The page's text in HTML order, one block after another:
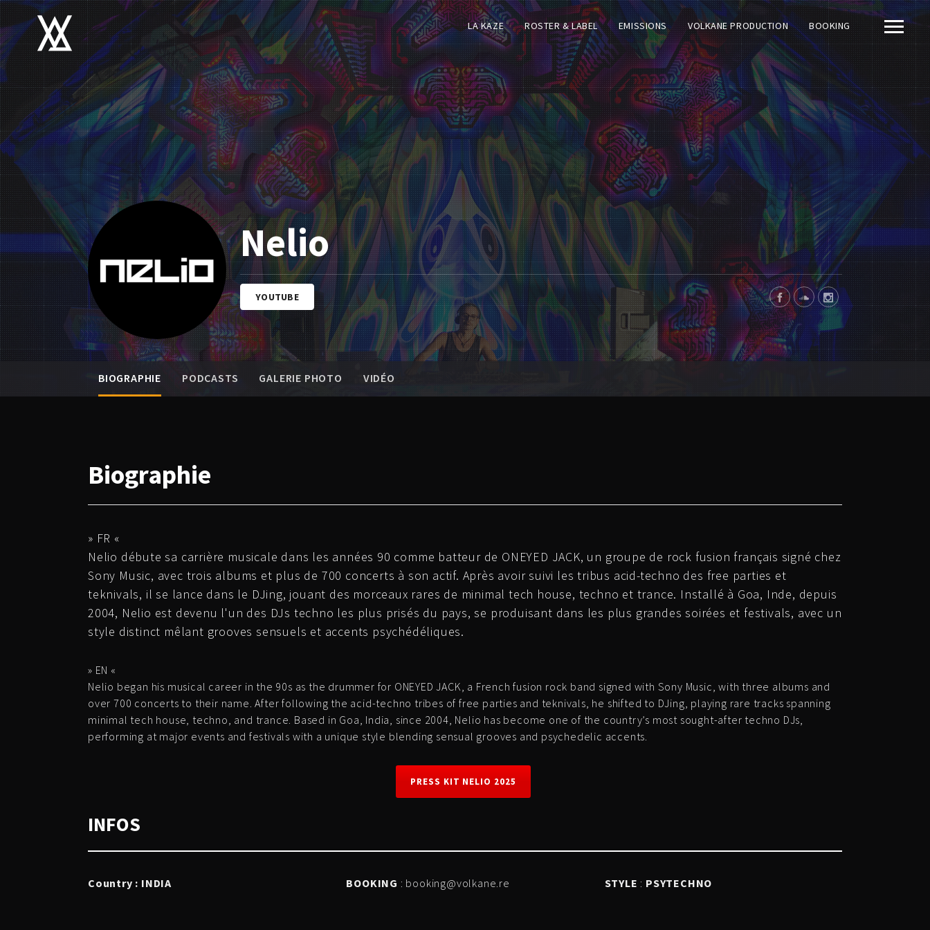
LA KAZE ROSTER & LABEL EMISSIONS VOLKANE PRODUCTION BOOKING
Nelio
YOUTUBE
BIOGRAPHIE PODCASTS GALERIE PHOTO VIDÉO
Biographie
» FR «
Nelio débute sa carrière musicale dans les années 90 comme batteur de ONEYED JACK, un groupe de rock fusion français signé chez
Sony Music, avec trois albums et plus de 700 concerts à son actif. Après avoir suivi les tribus acid-techno des free parties et
teknivals, il se lance dans le DJing, jouant des morceaux rares de minimal tech house, techno et trance. Installé à Goa, Inde, depuis
2004, Nelio est devenu l'un des DJs techno les plus prisés du pays, se produisant dans les plus grandes soirées et festivals, avec un
style distinct mêlant grooves sensuels et accents psychédéliques.
» EN «
Nelio began his musical career in the 90s as the drummer for ONEYED JACK, a French fusion rock band signed with Sony Music, with three albums and
over 700 concerts to their name. After following the acid-techno tribes of free parties and teknivals, he shifted to DJing, playing rare tracks spanning
minimal tech house, techno, and trance. Based in Goa, India, since 2004, Nelio has become one of the country’s most sought-after techno DJs,
performing at major events and festivals with a unique style blending sensual grooves and psychedelic accents.
PRESS KIT NELIO 2025
INFOS
Country : INDIA BOOKING : booking@volkane.re STYLE : PSYTECHNO